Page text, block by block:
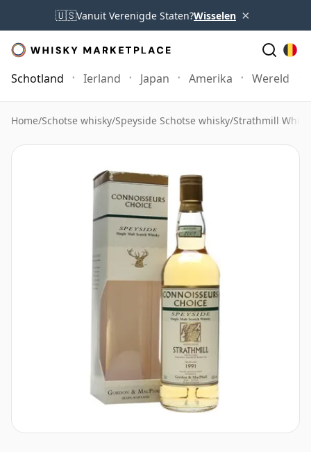
🇺🇸Vanuit Verenigde Staten?Wisselen ×
Schotland Ierland Japan Amerika Wereld
Home/Schotse whisky/Speyside Schotse whisky/Strathmill